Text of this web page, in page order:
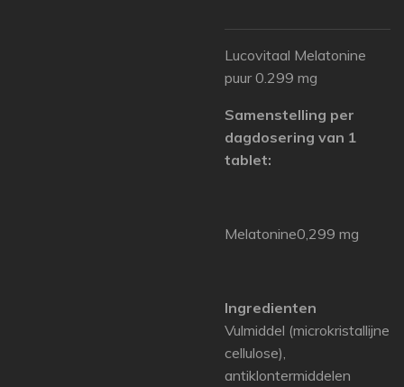
Lucovitaal Melatonine
puur 0.299 mg
Samenstelling per
dagdosering van 1
tablet:
Melatonine0,299 mg
Ingredienten
Vulmiddel (microkristallijne
cellulose),
antiklontermiddelen